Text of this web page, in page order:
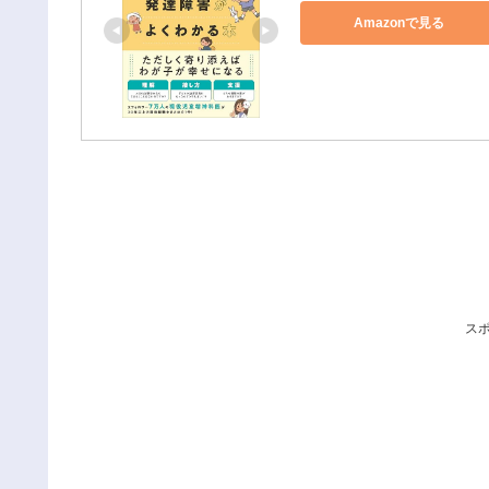
Amazonで見る
ス